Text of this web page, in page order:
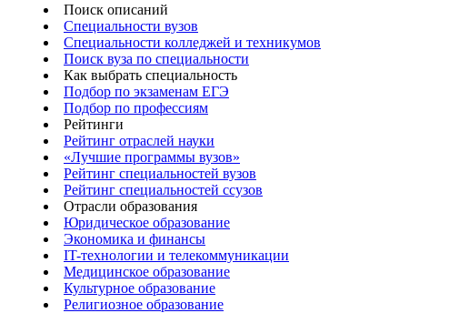
Поиск описаний
Специальности вузов
Специальности колледжей и техникумов
Поиск вуза по специальности
Как выбрать специальность
Подбор по экзаменам ЕГЭ
Подбор по профессиям
Рейтинги
Рейтинг отраслей науки
«Лучшие программы вузов»
Рейтинг специальностей вузов
Рейтинг специальностей ссузов
Отрасли образования
Юридическое образование
Экономика и финансы
IT-технологии и телекоммуникации
Медицинское образование
Культурное образование
Религиозное образование